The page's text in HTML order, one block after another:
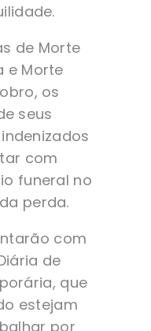
de Morte
e Morte
os
seus
com
funeral no
perda.
com
de
que
estejam
por